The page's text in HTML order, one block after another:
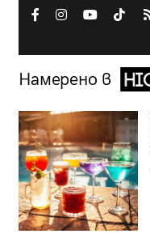
Намерено в